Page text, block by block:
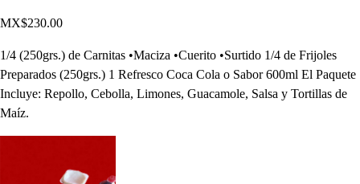
MX$230.00
1/4 (250grs.) de Carnitas •Maciza •Cuerito •Surtido 1/4 de Frijoles
Preparados (250grs.) 1 Refresco Coca Cola o Sabor 600ml El Paquete
Incluye: Repollo, Cebolla, Limones, Guacamole, Salsa y Tortillas de
Maíz.